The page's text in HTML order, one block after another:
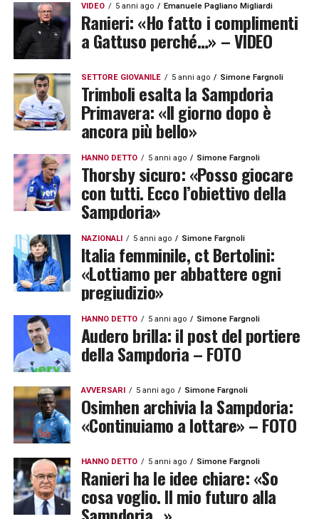
VIDEO 5 anni ago Emanuele Pagliano Migliardi
Ranieri: «Ho fatto i complimenti
a Gattuso perché…» – VIDEO
SETTORE GIOVANILE 5 anni ago Simone Fargnoli
Trimboli esalta la Sampdoria
Primavera: «Il giorno dopo è
ancora più bello»
HANNO DETTO 5 anni ago Simone Fargnoli
Thorsby sicuro: «Posso giocare
con tutti. Ecco l’obiettivo della
Sampdoria»
NAZIONALI 5 anni ago Simone Fargnoli
Italia femminile, ct Bertolini:
«Lottiamo per abbattere ogni
pregiudizio»
HANNO DETTO 5 anni ago Simone Fargnoli
Audero brilla: il post del portiere
della Sampdoria – FOTO
AVVERSARI 5 anni ago Simone Fargnoli
Osimhen archivia la Sampdoria:
«Continuiamo a lottare» – FOTO
HANNO DETTO 5 anni ago Simone Fargnoli
Ranieri ha le idee chiare: «So
cosa voglio. Il mio futuro alla